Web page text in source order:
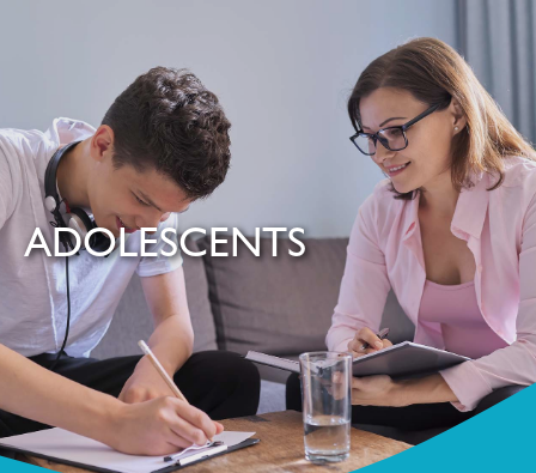
ADOLESCENTS